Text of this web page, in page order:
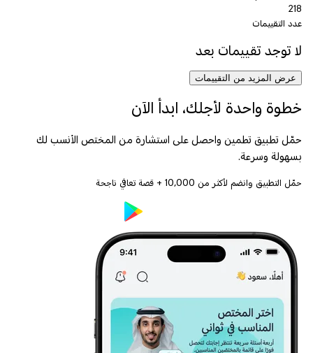
218
عدد التقييمات
لا توجد تقييمات بعد
عرض المزيد من التقييمات
خطوة واحدة لأجلك، ابدأ الآن
حمّل تطبيق تطمين واحصل على استشارة من المختص الأنسب لك
بسهولة وسرعة.
حمّل التطبيق وانضم لأكثر من 10,000 + قصة تعافي ناجحة